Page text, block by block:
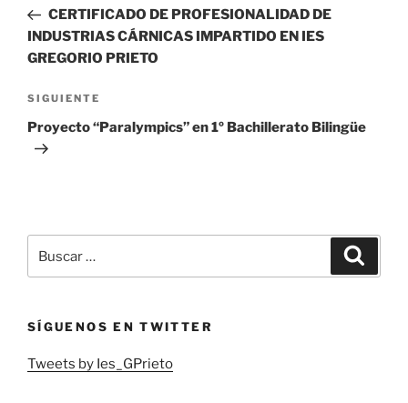
entradas
anterior:
CERTIFICADO DE PROFESIONALIDAD DE
INDUSTRIAS CÁRNICAS IMPARTIDO EN IES
GREGORIO PRIETO
Siguiente
entrada
SIGUIENTE
Proyecto “Paralympics” en 1º Bachillerato Bilingüe
por:
SÍGUENOS EN TWITTER
Tweets by Ies_GPrieto